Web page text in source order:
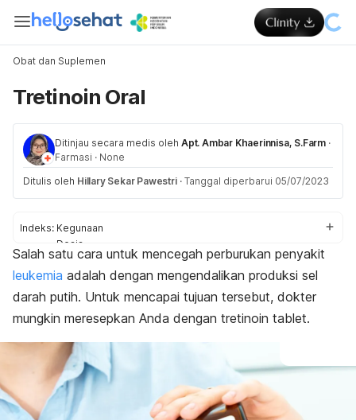
Obat dan Suplemen
Tretinoin Oral
Ditinjau secara medis oleh Apt. Ambar Khaerinnisa, S.Farm ·
Farmasi · None
Ditulis oleh Hillary Sekar Pawestri · Tanggal diperbarui 05/07/2023
Indeks: Kegunaan
Dosis
Aturan pakai
Efek samping
Peringatan dan perhatian
Efek pada ibu hamil dan menyusui
Interaksi obat
Salah satu cara untuk mencegah perburukan penyakit
leukemia adalah dengan mengendalikan produksi sel
darah putih. Untuk mencapai tujuan tersebut, dokter
mungkin meresepkan Anda dengan tretinoin tablet.